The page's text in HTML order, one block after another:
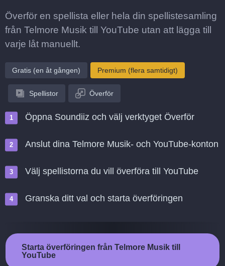
Överför en spellista eller hela din spellistesamling
från Telmore Musik till YouTube utan att lägga till
varje låt manuellt.
Gratis (en åt gången) Premium (flera samtidigt)
Spellistor Överför
Öppna Soundiiz och välj verktyget Överför
Anslut dina Telmore Musik- och YouTube-konton
Välj spellistorna du vill överföra till YouTube
Granska ditt val och starta överföringen
Starta överföringen från Telmore Musik till
YouTube